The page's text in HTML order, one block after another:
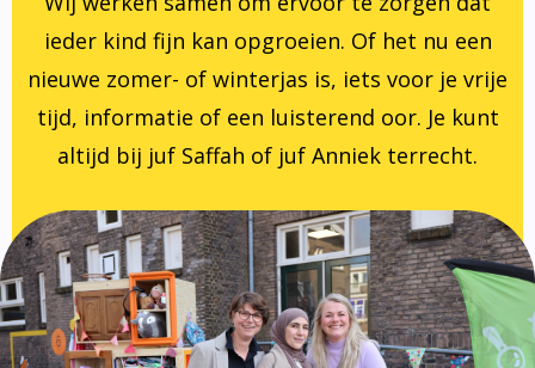
ieder kind fijn kan opgroeien. Of het nu een
nieuwe zomer- of winterjas is, iets voor je vrije
tijd, informatie of een luisterend oor. Je kunt
altijd bij juf Saffah of juf Anniek terrecht.